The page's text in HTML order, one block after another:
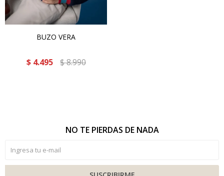
BUZO VERA
$ 4.495 $8.990
NO TE PIERDAS DE NADA